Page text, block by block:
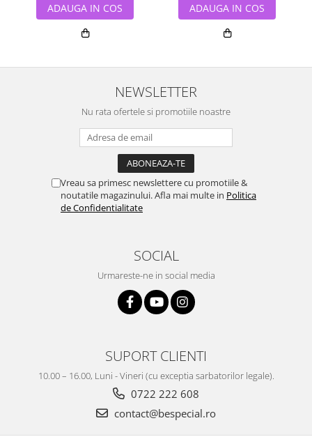
ADAUGA IN COS ADAUGA IN COS
NEWSLETTER
Nu rata ofertele si promotiile noastre
Vreau sa primesc newslettere cu promotiile &
noutatile magazinului. Afla mai multe in Politica
de Confidentialitate
SOCIAL
Urmareste-ne in social media
SUPORT CLIENTI
10.00 – 16.00, Luni - Vineri (cu exceptia sarbatorilor legale).
0722 222 608
contact@bespecial.ro